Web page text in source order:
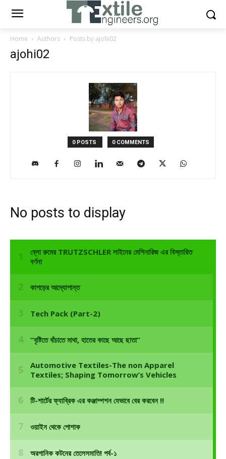
Home Authors Posts by ajohi02
ajohi02
0 POSTS 0 COMMENTS
No posts to display